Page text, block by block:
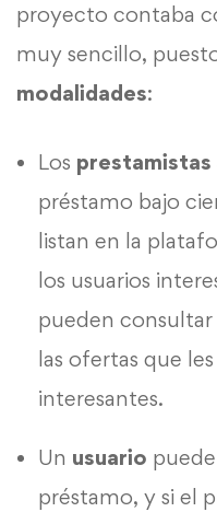
proyecto contaba
muy sencillo,
modalidades:
Los prestamistas
préstamo bajo
listan en la
los usuarios
pueden
las ofertas que
interesantes.
Un usuario
préstamo, y si el